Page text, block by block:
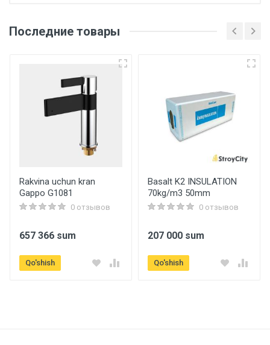
Основные
Бренд
Страна производитель
Qo'shimcha ma'lumot
Zanglamas po'latdan
Последние товары
Rakvina uchun kran
Gappo G1081
0 отзывов
657 366 sum
Qo'shish
Basalt K2 INSULATION
70kg/m3 50mm
0 отзывов
207 000 sum
Qo'shish